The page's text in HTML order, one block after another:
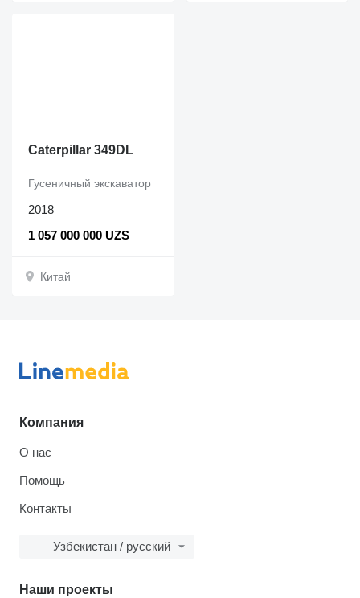
Caterpillar 349DL
1 057 000 000 UZS
Гусеничный экскаватор
2018
Китай
Компания
О нас
Помощь
Контакты
Узбекистан / русский
Наши проекты